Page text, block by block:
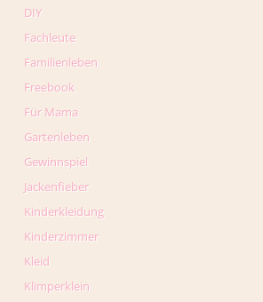
DIY
Fachleute
Familienleben
Freebook
Für Mama
Gartenleben
Gewinnspiel
Jackenfieber
Kinderkleidung
Kinderzimmer
Kleid
Klimperklein